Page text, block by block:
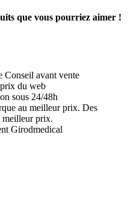
que vous pourriez aimer !
Conseil avant vente
du web
sous 24/48h
Des
meilleur prix.
Girodmedical